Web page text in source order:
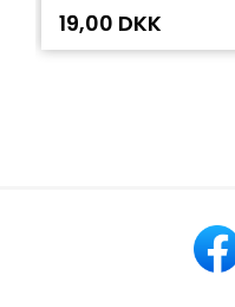
19,00 DKK